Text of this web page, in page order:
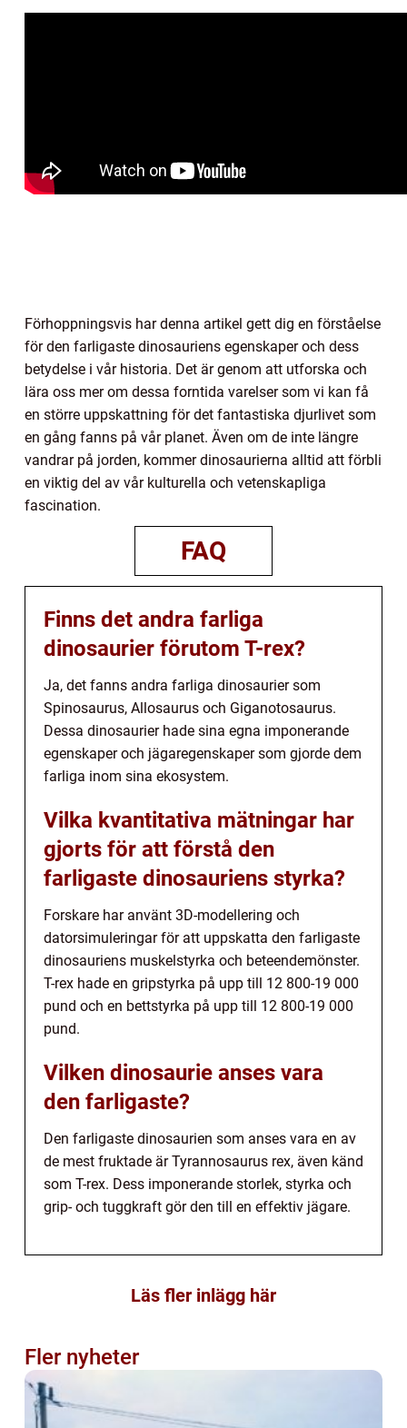
Förhoppningsvis har denna artikel gett dig en förståelse
för den farligaste dinosauriens egenskaper och dess
betydelse i vår historia. Det är genom att utforska och
lära oss mer om dessa forntida varelser som vi kan få
en större uppskattning för det fantastiska djurlivet som
en gång fanns på vår planet. Även om de inte längre
vandrar på jorden, kommer dinosaurierna alltid att förbli
en viktig del av vår kulturella och vetenskapliga
fascination.
FAQ
Finns det andra farliga
dinosaurier förutom T-rex?
Ja, det fanns andra farliga dinosaurier som
Spinosaurus, Allosaurus och Giganotosaurus.
Dessa dinosaurier hade sina egna imponerande
egenskaper och jägaregenskaper som gjorde dem
farliga inom sina ekosystem.
Vilka kvantitativa mätningar har
gjorts för att förstå den
farligaste dinosauriens styrka?
Forskare har använt 3D-modellering och
datorsimuleringar för att uppskatta den farligaste
dinosauriens muskelstyrka och beteendemönster.
T-rex hade en gripstyrka på upp till 12 800-19 000
pund och en bettstyrka på upp till 12 800-19 000
pund.
Vilken dinosaurie anses vara
den farligaste?
Den farligaste dinosaurien som anses vara en av
de mest fruktade är Tyrannosaurus rex, även känd
som T-rex. Dess imponerande storlek, styrka och
grip- och tuggkraft gör den till en effektiv jägare.
Läs fler inlägg här
Fler nyheter